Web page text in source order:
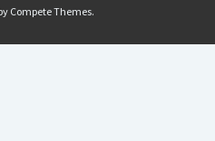
Compete Themes.